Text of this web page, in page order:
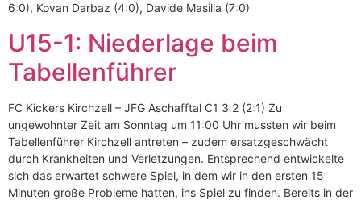
6:0), Kovan Darbaz (4:0), Davide Masilla (7:0)
U15-1: Niederlage beim
Tabellenführer
FC Kickers Kirchzell – JFG Aschafftal C1 3:2 (2:1) Zu
ungewohnter Zeit am Sonntag um 11:00 Uhr mussten wir beim
Tabellenführer Kirchzell antreten – zudem ersatzgeschwächt
durch Krankheiten und Verletzungen. Entsprechend entwickelte
sich das erwartet schwere Spiel, in dem wir in den ersten 15
Minuten große Probleme hatten, ins Spiel zu finden. Bereits in der